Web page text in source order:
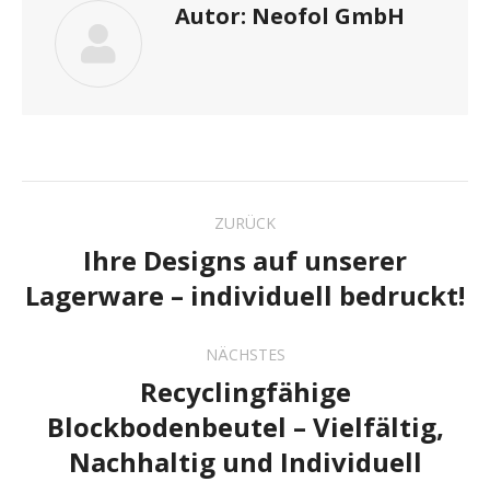
Autor: Neofol GmbH
ZURÜCK
Vorheriger
Beitrag:
Ihre Designs auf unserer
Lagerware – individuell bedruckt!
NÄCHSTES
Nächster
Beitrag:
Recyclingfähige
Blockbodenbeutel – Vielfältig,
Nachhaltig und Individuell